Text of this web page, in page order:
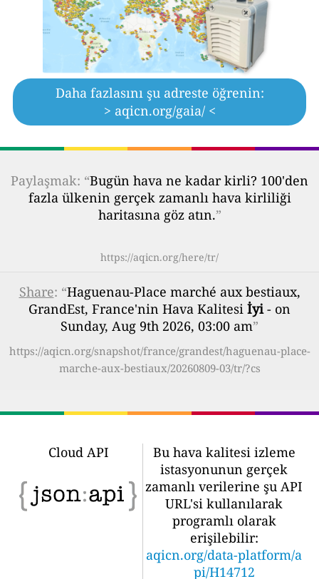
Daha fazlasını şu adreste öğrenin:
> aqicn.org/gaia/ <
Paylaşmak: “Bugün hava ne kadar kirli? 100'den
fazla ülkenin gerçek zamanlı hava kirliliği
haritasına göz atın.”
https://aqicn.org/here/tr/
Share: “Haguenau-Place marché aux bestiaux,
GrandEst, France'nin Hava Kalitesi İyi- on
Sunday, Aug 9th 2026, 03:00 am”
https://aqicn.org/snapshot/france/grandest/haguenau-place-
marche-aux-bestiaux/20260809-03/tr/?cs
Cloud API
Bu hava kalitesi izleme
istasyonunun gerçek
zamanlı verilerine şu API
URL'si kullanılarak
programlı olarak
erişilebilir:
aqicn.org/data-platform/a
pi/H14712